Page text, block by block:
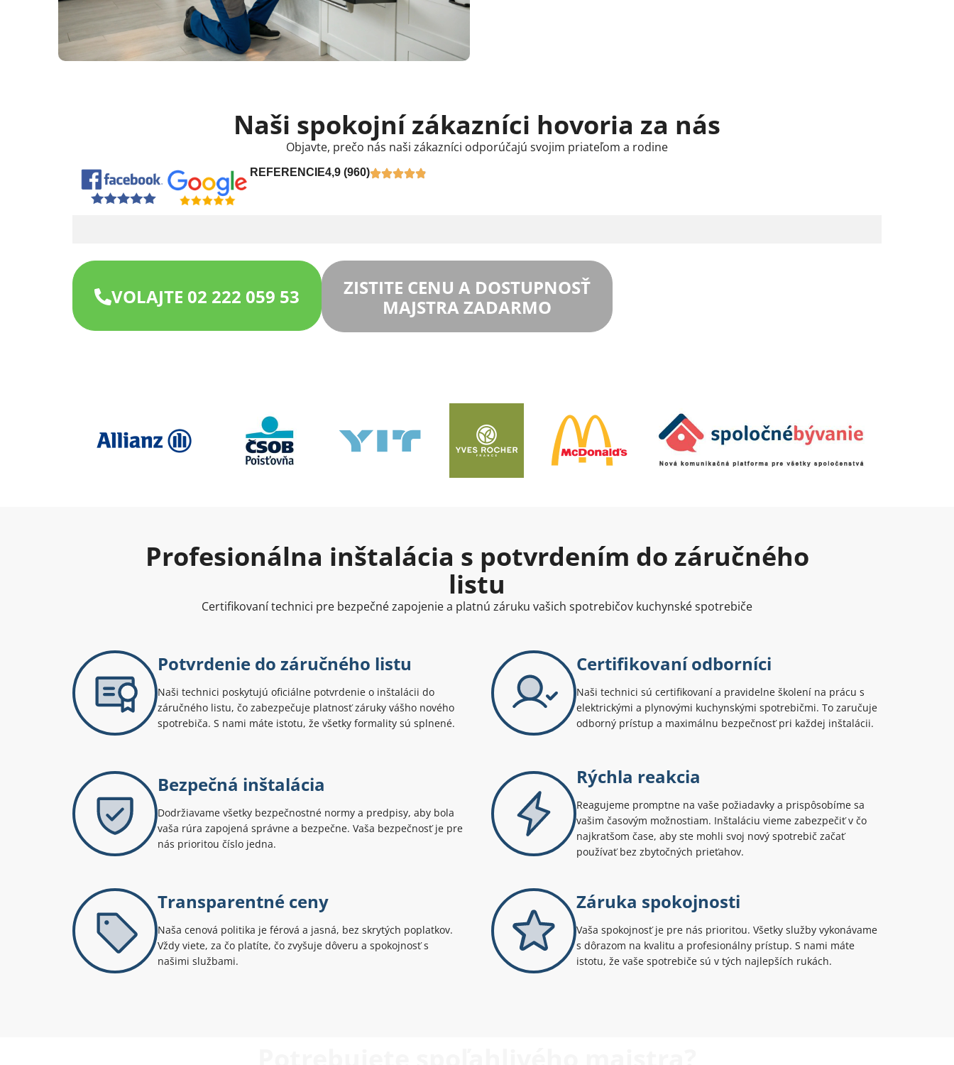
Naši spokojní zákazníci hovoria za nás
Objavte, prečo nás naši zákazníci odporúčajú svojim priateľom a rodine
REFERENCIE4,9 (960)
VOLAJTE 02 222 059 53
ZISTITE CENU A DOSTUPNOSŤ
MAJSTRA ZADARMO
Profesionálna inštalácia s potvrdením do záručného
listu
Certifikovaní technici pre bezpečné zapojenie a platnú záruku vašich spotrebičov kuchynské spotrebiče
Potvrdenie do záručného listu
Naši technici poskytujú oficiálne potvrdenie o inštalácii do
záručného listu, čo zabezpečuje platnosť záruky vášho nového
spotrebiča. S nami máte istotu, že všetky formality sú splnené.
Certifikovaní odborníci
Naši technici sú certifikovaní a pravidelne školení na prácu s
elektrickými a plynovými kuchynskými spotrebičmi. To zaručuje
odborný prístup a maximálnu bezpečnosť pri každej inštalácii.
Bezpečná inštalácia
Dodržiavame všetky bezpečnostné normy a predpisy, aby bola
vaša rúra zapojená správne a bezpečne. Vaša bezpečnosť je pre
nás prioritou číslo jedna.
Rýchla reakcia
Reagujeme promptne na vaše požiadavky a prispôsobíme sa
vašim časovým možnostiam. Inštaláciu vieme zabezpečiť v čo
najkratšom čase, aby ste mohli svoj nový spotrebič začať
používať bez zbytočných prieťahov.
Transparentné ceny
Naša cenová politika je férová a jasná, bez skrytých poplatkov.
Vždy viete, za čo platíte, čo zvyšuje dôveru a spokojnosť s
našimi službami.
Záruka spokojnosti
Vaša spokojnosť je pre nás prioritou. Všetky služby vykonávame
s dôrazom na kvalitu a profesionálny prístup. S nami máte
istotu, že vaše spotrebiče sú v tých najlepších rukách.